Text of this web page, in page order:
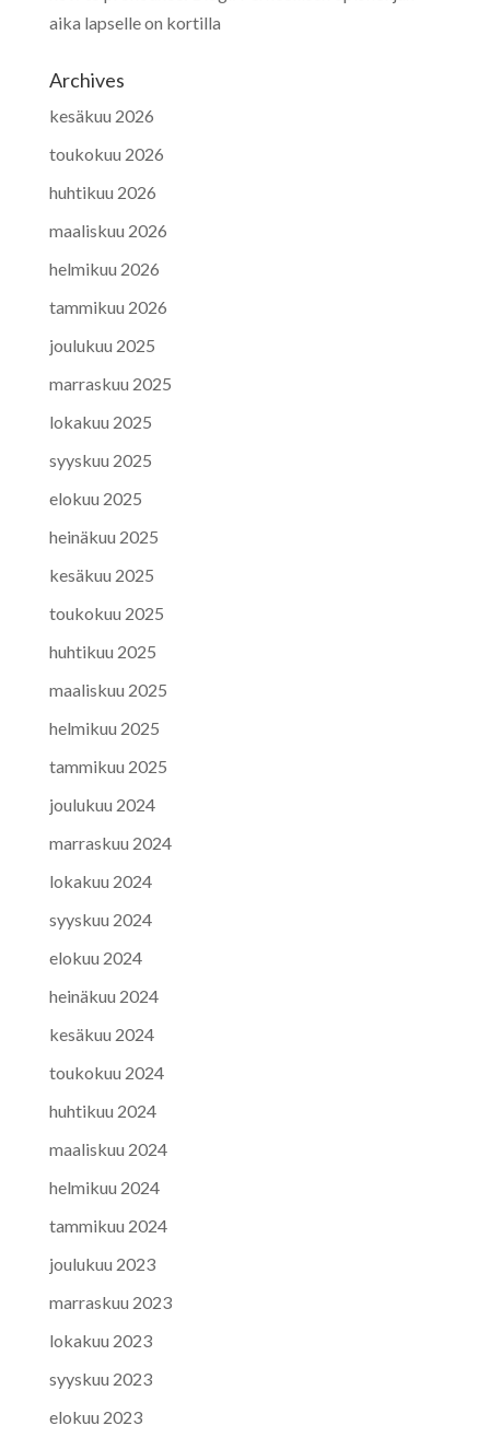
aika lapselle on kortilla
Archives
kesäkuu 2026
toukokuu 2026
huhtikuu 2026
maaliskuu 2026
helmikuu 2026
tammikuu 2026
joulukuu 2025
marraskuu 2025
lokakuu 2025
syyskuu 2025
elokuu 2025
heinäkuu 2025
kesäkuu 2025
toukokuu 2025
huhtikuu 2025
maaliskuu 2025
helmikuu 2025
tammikuu 2025
joulukuu 2024
marraskuu 2024
lokakuu 2024
syyskuu 2024
elokuu 2024
heinäkuu 2024
kesäkuu 2024
toukokuu 2024
huhtikuu 2024
maaliskuu 2024
helmikuu 2024
tammikuu 2024
joulukuu 2023
marraskuu 2023
lokakuu 2023
syyskuu 2023
elokuu 2023